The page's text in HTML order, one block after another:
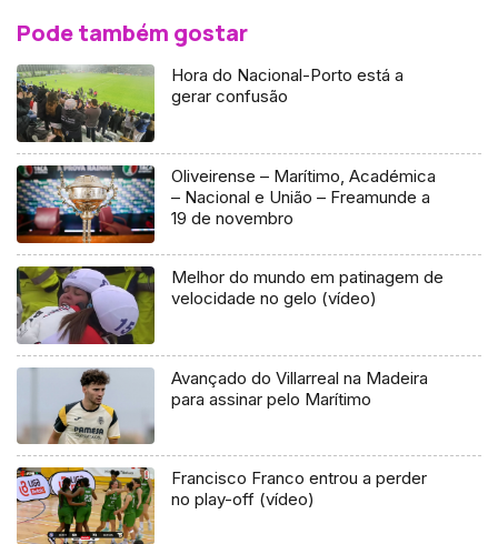
Pode também gostar
Hora do Nacional-Porto está a
gerar confusão
Oliveirense – Marítimo, Académica
– Nacional e União – Freamunde a
19 de novembro
Melhor do mundo em patinagem de
velocidade no gelo (vídeo)
Avançado do Villarreal na Madeira
para assinar pelo Marítimo
Francisco Franco entrou a perder
no play-off (vídeo)